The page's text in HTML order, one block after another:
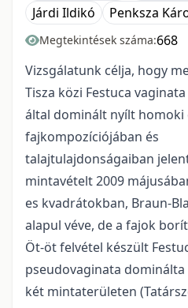
Járdi Ildikó
Penksza
Megtekintések száma:668
Vizsgálatunk célja, hogy
Tisza közi Festuca
által dominált nyílt homoki
fajkompozíciójában és
talajtulajdonságaiban
mintavételt 2009
es kvadrátokban, Braun-
alapul véve, de a fajok
Öt-öt felvétel készült
pseudovaginata
két mintaterületen